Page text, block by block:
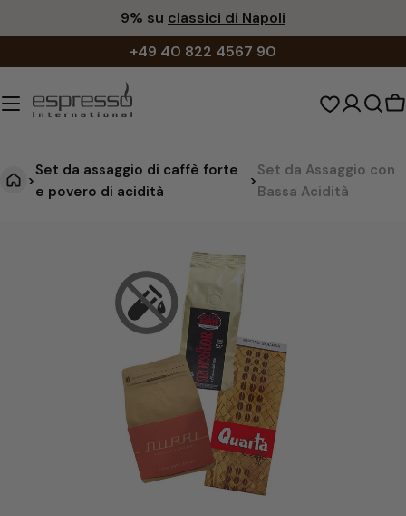
al
9% su classici di Napoli
+49 40 822 4567 90
>
Set da assaggio di caffè forte
e povero di acidità
>
Set da Assaggio con
Bassa Acidità